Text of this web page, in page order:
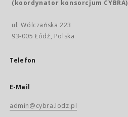
(koordynator konsorcjum CYBRA)
ul. Wólczańska 223
93-005 Łódź, Polska
Telefon
E-Mail
admin@cybra.lodz.pl